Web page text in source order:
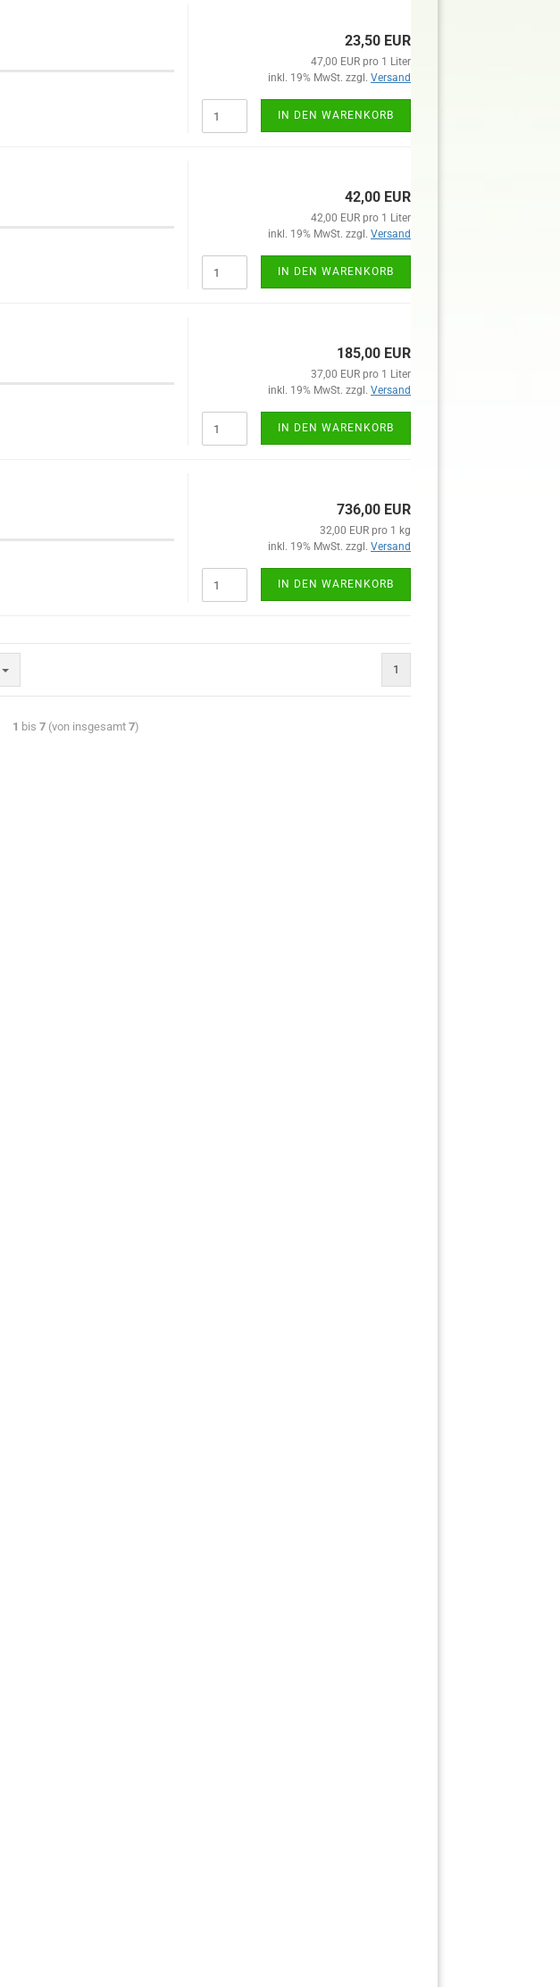
23,50 EUR
47,00 EUR pro 1 Liter
inkl. 19% MwSt. zzgl. Versand
IN DEN WARENKORB
42,00 EUR
42,00 EUR pro 1 Liter
inkl. 19% MwSt. zzgl. Versand
IN DEN WARENKORB
185,00 EUR
37,00 EUR pro 1 Liter
inkl. 19% MwSt. zzgl. Versand
IN DEN WARENKORB
736,00 EUR
32,00 EUR pro 1 kg
inkl. 19% MwSt. zzgl. Versand
IN DEN WARENKORB
1
1 bis 7 (von insgesamt 7)